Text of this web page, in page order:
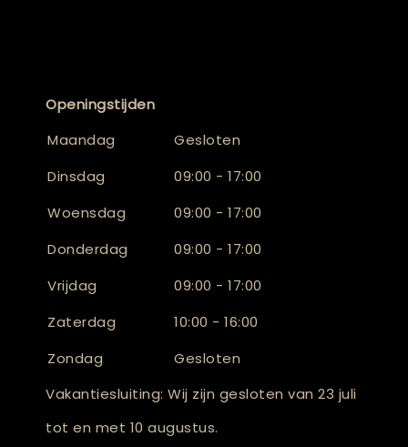
Openingstijden
Maandag
Gesloten
Dinsdag
09:00 - 17:00
Woensdag
09:00 - 17:00
Donderdag
09:00 - 17:00
Vrijdag
09:00 - 17:00
Zaterdag
10:00 - 16:00
Zondag
Gesloten
Vakantiesluiting: Wij zijn gesloten van 23 juli
tot en met 10 augustus.